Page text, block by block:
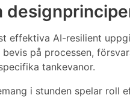
effektiva AI-resilient
bevis på processen,
tankevanor.
i stunden spelar roll